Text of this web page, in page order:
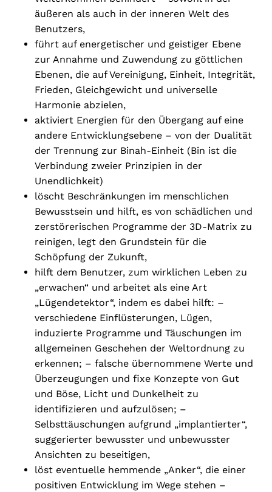
äußeren als auch in der inneren Welt des
Benutzers,
führt auf energetischer und geistiger Ebene
zur Annahme und Zuwendung zu göttlichen
Ebenen, die auf Vereinigung, Einheit, Integrität,
Frieden, Gleichgewicht und universelle
Harmonie abzielen,
aktiviert Energien für den Übergang auf eine
andere Entwicklungsebene – von der Dualität
der Trennung zur Binah-Einheit (Bin ist die
Verbindung zweier Prinzipien in der
Unendlichkeit)
löscht Beschränkungen im menschlichen
Bewusstsein und hilft, es von schädlichen und
zerstörerischen Programme der 3D-Matrix zu
reinigen, legt den Grundstein für die
Schöpfung der Zukunft,
hilft dem Benutzer, zum wirklichen Leben zu
„erwachen“ und arbeitet als eine Art
„Lügendetektor“, indem es dabei hilft: –
verschiedene Einflüsterungen, Lügen,
induzierte Programme und Täuschungen im
allgemeinen Geschehen der Weltordnung zu
erkennen; – falsche übernommene Werte und
Überzeugungen und fixe Konzepte von Gut
und Böse, Licht und Dunkelheit zu
identifizieren und aufzulösen; –
Selbsttäuschungen aufgrund „implantierter“,
suggerierter bewusster und unbewusster
Ansichten zu beseitigen,
löst eventuelle hemmende „Anker“, die einer
positiven Entwicklung im Wege stehen –